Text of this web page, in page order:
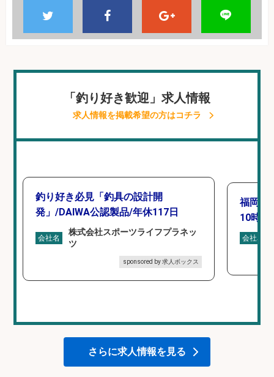
「釣り好き歓迎」求人情報
求人情報を掲載希望の方はコチラ
釣り好き必見「釣具の設計開
発」/DAIWA公認製品/年休117日
会社名
株式会社スポーツライフプラネッ
ツ
sponsored by 求人ボックス
福岡「
10時間
会社名
さらに求人情報を見る